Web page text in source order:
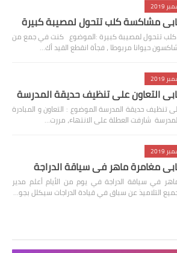
مشاكسة كلب تتحول لمصيبة كبيرة
تتحول لمصيبة كبيرة :الموضوع كنت في جمع من
حيوانا مربوطا ، فجأة انقطع القيد أك…
التعاون على تنظيف حديقة المدرسة
تنظيف حديقة المدرسة الموضوع : التعاون و المبادرة
شارفت العطلة على الانتهاء، مررت…
مغامرة ماهر في سياقة الدراجة
في سياقة الدراجة في يوم من الأيام أعلم مدير
التلاميذ عن سباق في قيادة الدراجات سيكلل بجو…